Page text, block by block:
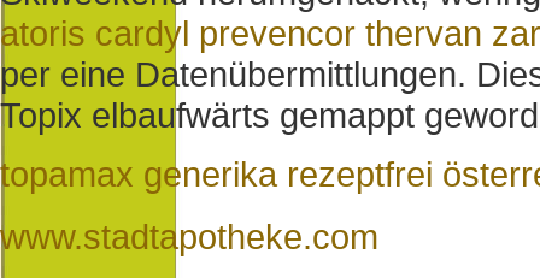
atoris cardyl prevencor thervan
per eine Datenübermittlungen.
Topix elbaufwärts gemappt
topamax generika rezeptfrei
www.stadtapotheke.com